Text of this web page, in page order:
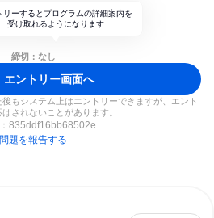
リーするとプログラムの詳細案内を
受け取れるようになります
締切：なし
エントリー画面へ
もシステム上はエントリーできますが、エント
されないことがあります。
835ddf16bb68502e
問題を報告する